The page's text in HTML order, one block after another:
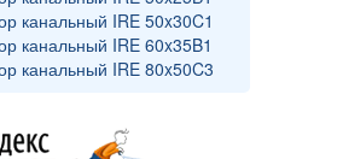
канальный IRE 50x30C1
канальный IRE 60x35B1
канальный IRE 80x50C3